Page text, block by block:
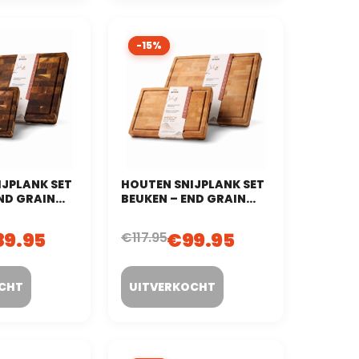
SET
GRAIN
-15%
HOUTEN SNIJPLANK SET
BEUKEN – END GRAIN
-15%
€117.95€99.95